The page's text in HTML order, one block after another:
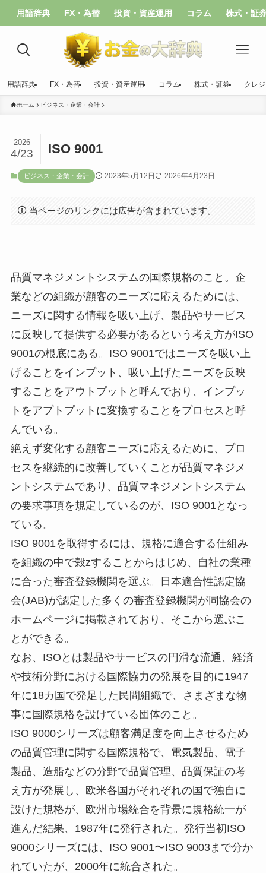
用語辞典 FX・為替 投資・資産運用 コラム 株式・証
用語辞典 FX・為替 投資・資産運用 コラム 株式・証券 クレ
ホーム ビジネス・企業・会計
ISO 9001
2026
4/23
ビジネス・企業・会計 2023年5月12日 2026年4月23日
当ページのリンクには広告が含まれています。
品質マネジメントシステムの国際規格のこと。企
業などの組織が顧客のニーズに応えるためには、
ニーズに関する情報を吸い上げ、製品やサービス
に反映して提供する必要があるという考え方がISO
9001の根底にある。ISO 9001ではニーズを吸い上
げることをインプット、吸い上げたニーズを反映
することをアウトプットと呼んでおり、インプッ
トをアプトプットに変換することをプロセスと呼
んでいる。
絶えず変化する顧客ニーズに応えるために、プロ
セスを継続的に改善していくことが品質マネジメ
ントシステムであり、品質マネジメントシステム
の要求事項を規定しているのが、ISO 9001となっ
ている。
ISO 9001を取得するには、規格に適合する仕組み
を組織の中で穀zすることからはじめ、自社の業種
に合った審査登録機関を選ぶ。日本適合性認定協
会(JAB)が認定した多くの審査登録機関が同協会の
ホームページに掲載されており、そこから選ぶこ
とができる。
なお、ISOとは製品やサービスの円滑な流通、経済
や技術分野における国際協力の発展を目的に1947
年に18カ国で発足した民間組織で、さまざまな物
事に国際規格を設けている団体のこと。
ISO 9000シリーズは顧客満足度を向上させるため
の品質管理に関する国際規格で、電気製品、電子
製品、造船などの分野で品質管理、品質保証の考
え方が発展し、欧米各国がそれぞれの国で独自に
設けた規格が、欧州市場統合を背景に規格統一が
進んだ結果、1987年に発行された。発行当初ISO
9000シリーズには、ISO 9001〜ISO 9003まで分か
れていたが、2000年に統合された。